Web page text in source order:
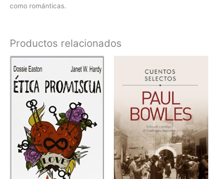
como románticas.
Productos relacionados